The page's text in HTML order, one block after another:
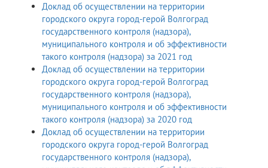
Доклад об осуществлении на территории
городского округа город-герой Волгоград
государственного контроля (надзора),
муниципального контроля и об эффективности
такого контроля (надзора) за 2021 год
Доклад об осуществлении на территории
городского округа город-герой Волгоград
государственного контроля (надзора),
муниципального контроля и об эффективности
такого контроля (надзора) за 2020 год
Доклад об осуществлении на территории
городского округа город-герой Волгоград
государственного контроля (надзора),